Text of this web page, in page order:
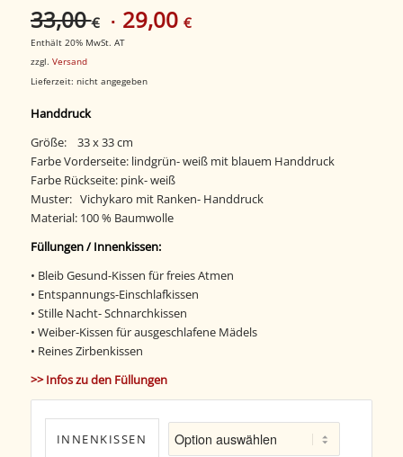
33,00€
Ursprünglicher
Preis
33,00 €
29,00 €
Enthält 20% MwSt. AT
zzgl. Versand
Lieferzeit: nicht angegeben
Handdruck
Größe: 33 x 33 cm
Farbe Vorderseite: lindgrün- weiß mit blauem Handdruck
Farbe Rückseite: pink- weiß
Muster: Vichykaro mit Ranken- Handdruck
Material: 100 % Baumwolle
Füllungen / Innenkissen:
• Bleib Gesund-Kissen für freies Atmen
• Entspannungs-Einschlafkissen
• Stille Nacht- Schnarchkissen
• Weiber-Kissen für ausgeschlafene Mädels
• Reines Zirbenkissen
>> Infos zu den Füllungen
INNENKISSEN